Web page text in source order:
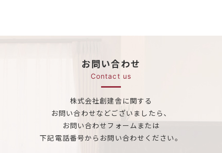
お問い合わせ
Contact us
株式会社創建舎に関する
お問い合わせなどございましたら、
お問い合わせフォームまたは
下記電話番号からお問い合わせください。